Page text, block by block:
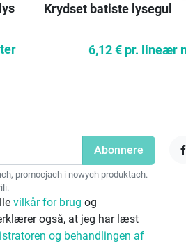
Krydset batiste lysegul
6,12 € pr. lineær
promocjach i nowych produktach.
vilkår for brug og
også, at jeg har læst
og behandlingen af